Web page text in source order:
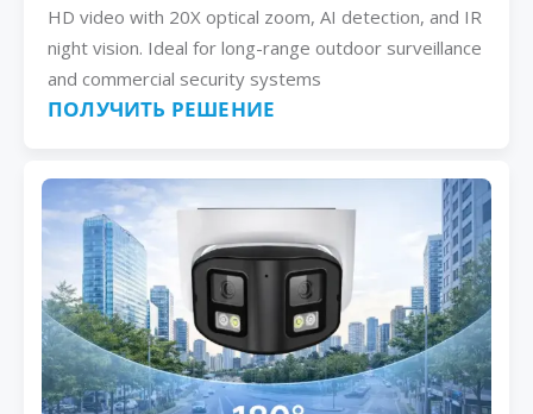
HD video with 20X optical zoom, AI detection, and IR
night vision. Ideal for long-range outdoor surveillance
and commercial security systems
ПОЛУЧИТЬ РЕШЕНИЕ